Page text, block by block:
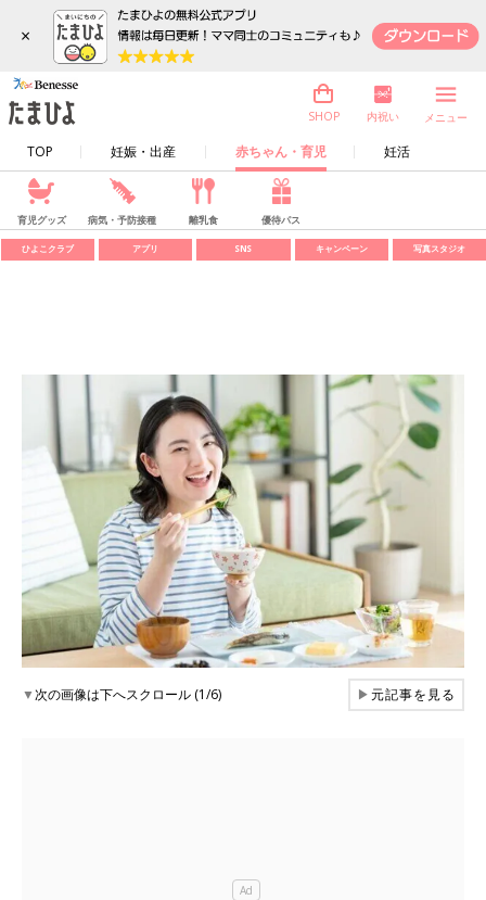
×
TOP 妊娠・出産 赤ちゃん・育児 妊活
SHOP 内祝い メニュー
育児グッズ 病気・予防接種 離乳食 優待パス
ひよこクラブ アプリ SNS キャンペーン 写真スタジオ
▼次の画像は下へスクロール (1/6) ▶元記事を見る